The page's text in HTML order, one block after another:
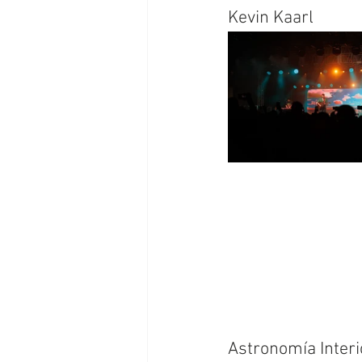
Kevin Kaarl
Astronomía